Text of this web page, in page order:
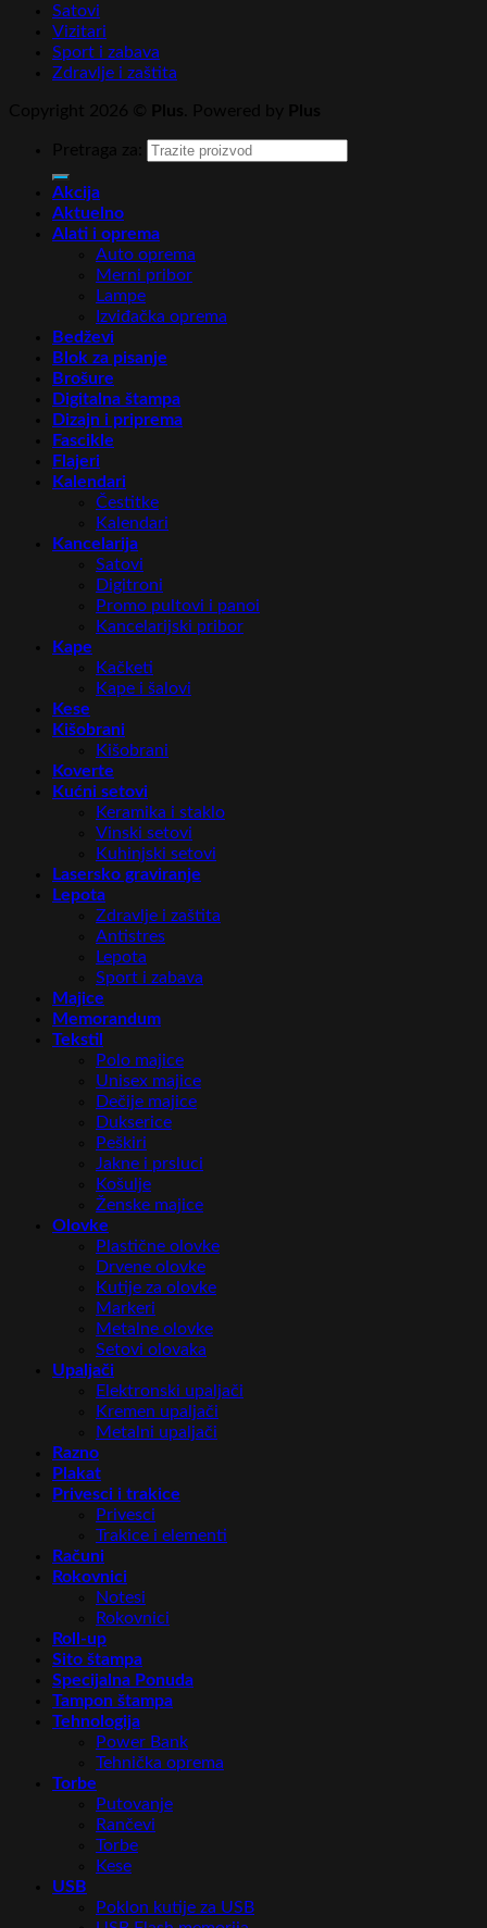
Satovi
Vizitari
Sport i zabava
Zdravlje i zaštita
Akcija
Aktuelno
Alati i oprema
Auto oprema
Merni pribor
Lampe
Izviđačka oprema
Bedževi
Blok za pisanje
Brošure
Digitalna štampa
Dizajn i priprema
Fascikle
Flajeri
Kalendari
Čestitke
Kalendari
Kancelarija
Satovi
Digitroni
Promo pultovi i panoi
Kancelarijski pribor
Kape
Kačketi
Kape i šalovi
Kese
Kišobrani
Kišobrani
Koverte
Kućni setovi
Keramika i staklo
Vinski setovi
Kuhinjski setovi
Lasersko graviranje
Lepota
Zdravlje i zaštita
Antistres
Lepota
Sport i zabava
Majice
Memorandum
Tekstil
Polo majice
Unisex majice
Dečije majice
Dukserice
Peškiri
Jakne i prsluci
Košulje
Ženske majice
Olovke
Plastične olovke
Drvene olovke
Kutije za olovke
Markeri
Metalne olovke
Setovi olovaka
Upaljači
Elektronski upaljači
Kremen upaljači
Metalni upaljači
Razno
Plakat
Privesci i trakice
Privesci
Trakice i elementi
Računi
Rokovnici
Notesi
Rokovnici
Roll-up
Sito štampa
Specijalna Ponuda
Tampon štampa
Tehnologija
Power Bank
Tehnička oprema
Torbe
Putovanje
Rančevi
Torbe
Kese
USB
Poklon kutije za USB